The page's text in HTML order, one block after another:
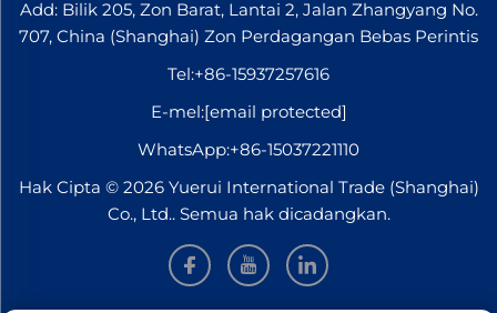
Add: Bilik 205, Zon Barat, Lantai 2, Jalan Zhangyang No.
707, China (Shanghai) Zon Perdagangan Bebas Perintis
Tel:+86-15937257616
E-mel:[email protected]
WhatsApp:+86-15037221110
Hak Cipta © 2026 Yuerui International Trade (Shanghai)
Co., Ltd.. Semua hak dicadangkan.